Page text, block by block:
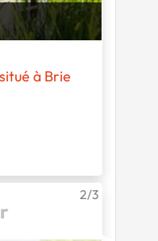
à Brie
2/3